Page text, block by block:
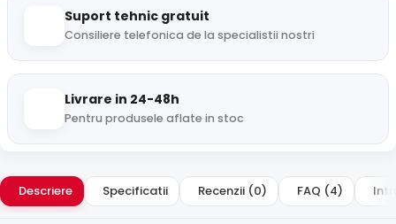
Suport tehnic gratuit
Consiliere telefonica de la specialistii nostri
Livrare in 24-48h
Pentru produsele aflate in stoc
Descriere Specificatii Recenzii (0) FAQ (4)